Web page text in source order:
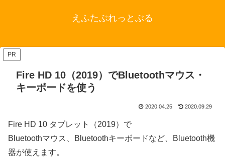
えふたぶれっとぶる
PR
Fire HD 10（2019）でBluetoothマウス・
キーボードを使う
2020.04.25 2020.09.29
Fire HD 10 タブレット（2019）で
Bluetoothマウス、Bluetoothキーボードなど、Bluetooth機
器が使えます。